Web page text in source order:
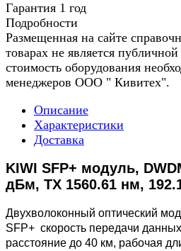
Гарантия 1 год
Подробности
Размещенная на сайте
товарах не является
стоимость оборудования
менеджеров ООО " Кивитех".
Описание
Характеристики
Доставка
KIWI SFP+ модуль,
дБм, TX 1560.61 нм,
Двухволоконный оптический
SFP+ скорость передачи
расстояние до 40 км, рабочая